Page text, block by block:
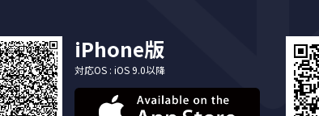
iPhone版
対応OS : iOS 9.0以降